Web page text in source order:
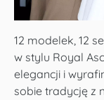
12 modelek, 12
w stylu Royal
elegancji i
sobie tradycję z